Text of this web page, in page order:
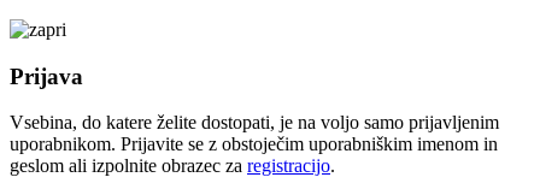
Prijava
Vsebina, do katere želite dostopati, je na voljo samo prijavljenim
uporabnikom. Prijavite se z obstoječim uporabniškim imenom in
geslom ali izpolnite obrazec za registracijo.